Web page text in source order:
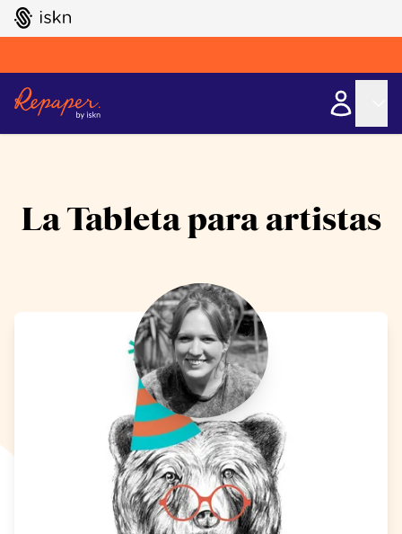
GO TO ISKN HOME
La Tableta para artistas